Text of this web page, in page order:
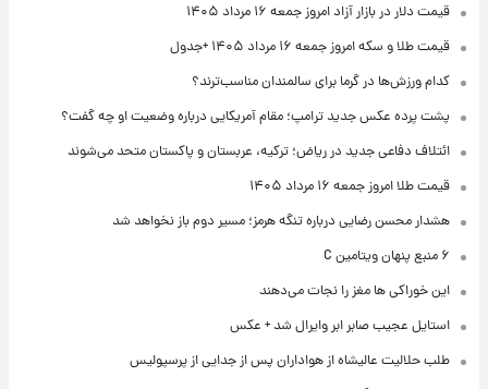
قیمت دلار در بازار آزاد امروز جمعه ۱۶ مرداد ۱۴۰۵
قیمت طلا و سکه امروز جمعه ۱۶ مرداد ۱۴۰۵ +جدول
کدام ورزش‌ها در گرما برای سالمندان مناسب‌ترند؟
پشت پرده عکس جدید ترامپ؛ مقام آمریکایی درباره وضعیت او چه گفت؟
ائتلاف دفاعی جدید در ریاض؛ ترکیه، عربستان و پاکستان متحد می‌شوند
قیمت طلا امروز جمعه ۱۶ مرداد ۱۴۰۵
هشدار محسن رضایی درباره تنگه هرمز؛ مسیر دوم باز نخواهد شد
۶ منبع پنهان ویتامین C
این خوراکی ها مغز را نجات می‌دهند
استایل عجیب صابر ابر وایرال شد + عکس
طلب حلالیت عالیشاه از هواداران پس از جدایی از پرسپولیس